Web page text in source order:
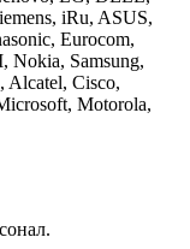
iRu, ASUS,
Eurocom,
Nokia, Samsung,
Alcatel, Cisco,
Motorola,